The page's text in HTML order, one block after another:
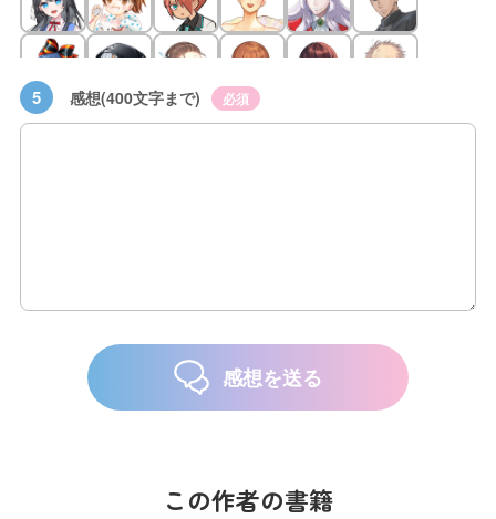
5 感想(400文字まで) 必須
感想を送る
この作者の書籍